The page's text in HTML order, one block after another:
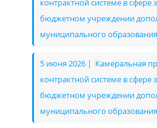
контрактной системе в
бюджетном учреждении
муниципального
5 июня 2026 | Камеральная
контрактной системе в
бюджетном учреждении
муниципального